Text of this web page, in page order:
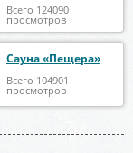
Всего 124090
просмотров
Сауна «Пещера»
Всего 104901
просмотров